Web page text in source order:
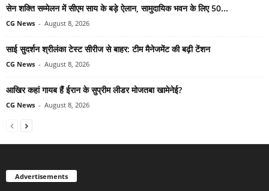
सेन शक्ति सम्मेलन में सीएम साय के बड़े ऐलान, सामुदायिक भवन के लिए 50...
CG News - August 8, 2026
साई सुदर्शन श्रीलंका टेस्ट सीरीज से बाहर: टीम मैनेजमेंट की बढ़ी टेंशन
CG News - August 8, 2026
आखिर कहां गायब हैं ईरान के सुप्रीम लीडर मोजतबा खामेनेई?
CG News - August 8, 2026
Advertisements